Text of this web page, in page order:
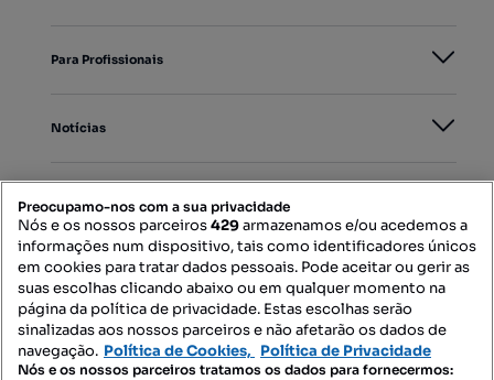
Para Profissionais
Notícias
Mapa do Site
Contacte-nos
Preocupamo-nos com a sua privacidade
Nós e os nossos parceiros429armazenamos e/ou acedemos a
informações num dispositivo, tais como identificadores únicos
em cookies para tratar dados pessoais. Pode aceitar ou gerir as
suas escolhas clicando abaixo ou em qualquer momento na
página da política de privacidade. Estas escolhas serão
sinalizadas aos nossos parceiros e não afetarão os dados de
navegação. Política de Cookies, Política de Privacidade
Nós e os nossos parceiros tratamos os dados para fornecermos: